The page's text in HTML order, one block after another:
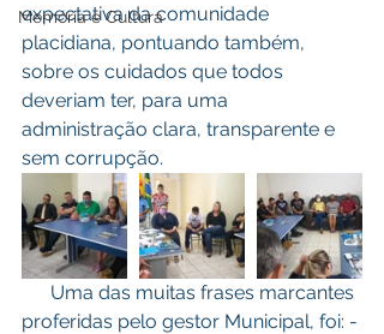
Memória e Cultura
expectativa da comunidade
placidiana, pontuando também,
sobre os cuidados que todos
deveriam ter, para uma
administração clara, transparente e
sem corrupção.
proferidas pelo gestor Municipal, foi: -